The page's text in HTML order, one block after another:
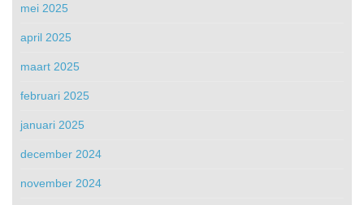
mei 2025
april 2025
maart 2025
februari 2025
januari 2025
december 2024
november 2024